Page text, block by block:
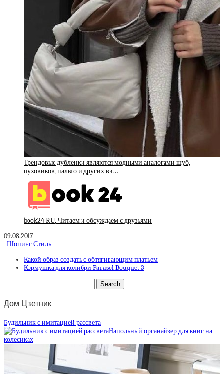
Трендовые дубленки являются модными аналогами шуб,
пуховиков, пальто и других ви…
book24 RU, Читаем и обсуждаем с друзьями
09.08.2017
Шопинг Стиль
Какой образ создать с обтягивающим платьем
Кормушка для колибри Parasol Bouquet 3
Дом Цветник
Будильник с имитацией рассвета
Напольный органайзер для книг на
колесиках